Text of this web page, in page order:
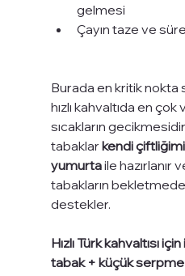
gelmesi
Çayın taze ve
Burada en kritik nokta
hızlı kahvaltıda en
sıcakların
tabaklar kendi
yumurta ile hazırlanır
tabakların
destekler.
Hızlı Türk kahvaltısı
tabak + küçük